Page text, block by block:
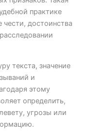
практике
достоинства
текста, значение
и
этому
определить,
угрозы или